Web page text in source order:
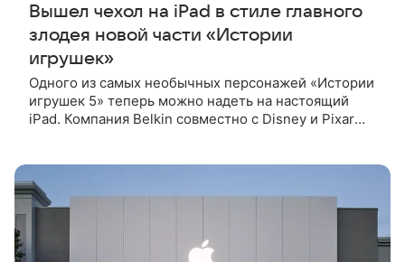
Вышел чехол на iPad в стиле главного
злодея новой части «Истории
игрушек»
Одного из самых необычных персонажей «Истории
игрушек 5» теперь можно надеть на настоящий
iPad. Компания Belkin совместно с Disney и Pixar